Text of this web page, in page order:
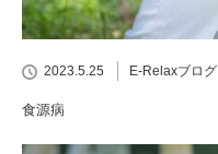
2023.5.25 E-Relaxブログ
食源病